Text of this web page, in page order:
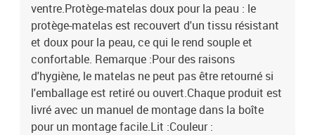
ventre.Protège-matelas doux pour la peau : le
protège-matelas est recouvert d'un tissu résistant
et doux pour la peau, ce qui le rend souple et
confortable. Remarque :Pour des raisons
d'hygiène, le matelas ne peut pas être retourné si
l'emballage est retiré ou ouvert.Chaque produit est
livré avec un manuel de montage dans la boîte
pour un montage facile.Lit :Couleur :